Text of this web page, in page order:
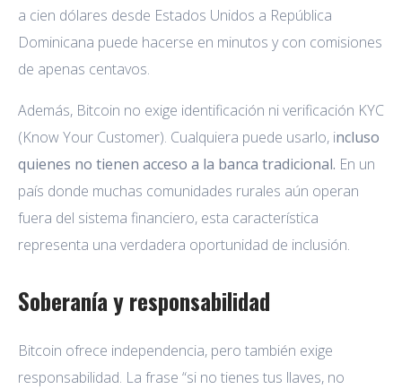
a cien dólares desde Estados Unidos a República
Dominicana puede hacerse en minutos y con comisiones
de apenas centavos.
Además, Bitcoin no exige identificación ni verificación KYC
(Know Your Customer). Cualquiera puede usarlo, incluso
quienes no tienen acceso a la banca tradicional. En un
país donde muchas comunidades rurales aún operan
fuera del sistema financiero, esta característica
representa una verdadera oportunidad de inclusión.
Soberanía y responsabilidad
Bitcoin ofrece independencia, pero también exige
responsabilidad. La frase “si no tienes tus llaves, no